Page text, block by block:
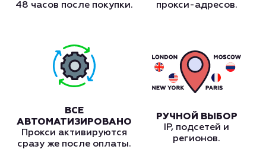
48 часов после покупки.
прокси-адресов.
ВСЕ
АВТОМАТИЗИРОВАНО
Прокси активируются
сразу же после оплаты.
РУЧНОЙ ВЫБОР
IP, подсетей и
регионов.